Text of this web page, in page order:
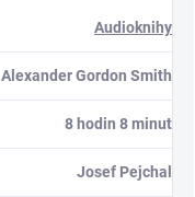
Audioknihy
Alexander Gordon Smith
8 hodin 8 minut
Josef Pejchal